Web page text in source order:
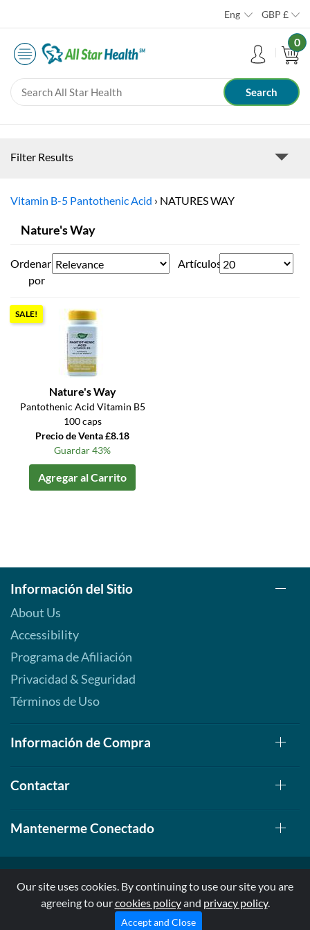
Eng GBP £
0
Filter Results
Vitamin B-5 Pantothenic Acid › NATURES WAY
Nature's Way
Ordenar
por
Artículos
SALE!
Nature's Way
Pantothenic Acid Vitamin B5
100 caps
Precio de Venta £8.18
Guardar 43%
Agregar al Carrito
Información del Sitio
About Us
Accessibility
Programa de Afiliación
Privacidad & Seguridad
Términos de Uso
Información de Compra
Contactar
Mantenerme Conectado
© 1999-2026, AllStarHealth.com | All Rights Reserved
* Estas declaraciones no han sido evaluadas por la FDA
Our site uses cookies. By continuing to use our site you are
agreeing to ourcookies policyand privacy policy.
Accept and Close